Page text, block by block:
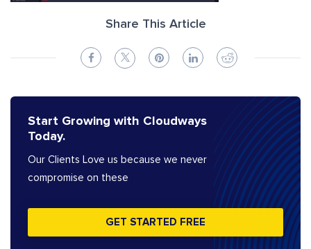
Share This Article
Start Growing with Cloudways
Today.
Our Clients Love us because we never
compromise on these
GET STARTED FREE